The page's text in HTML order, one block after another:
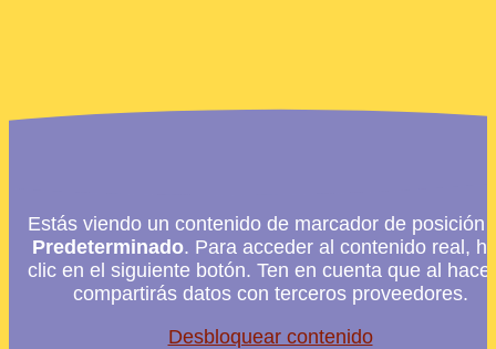
Estás viendo un contenido de marcador de posición
Predeterminado. Para acceder al contenido real,
clic en el siguiente botón. Ten en cuenta que al
compartirás datos con terceros proveedores.
Desbloquear contenido